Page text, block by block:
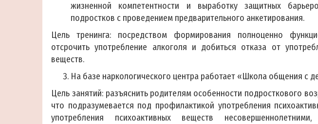
жизненной компетентности и выработку защитных
подростков с проведением предварительного анкетирования.
Цель тренинга: посредством формирования полноценно
отсрочить употребление алкоголя и добиться отказа от
веществ.
На базе наркологического центра работает «Школа общения с
Цель занятий: разъяснить родителям особенности подросткового
что подразумевается под профилактикой употребления
употребления психоактивных веществ